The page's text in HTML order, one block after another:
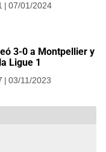
| 07/01/2024
3-0 a Montpellier y
Ligue 1
| 03/11/2023